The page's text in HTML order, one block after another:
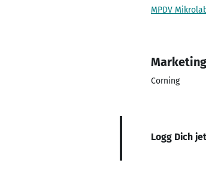
MPDV
Corning
Logg Dich